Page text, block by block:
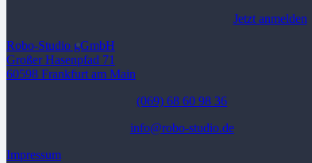
Jetzt anmelden
Robo-Studio gGmbH
Großer Hasenpfad 71
60598 Frankfurt am Main
(069) 68 60 98 36
info@robo-studio.de
Impressum